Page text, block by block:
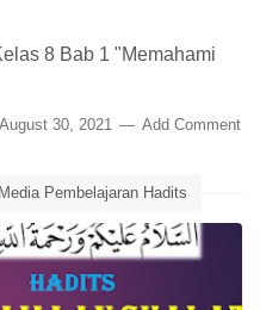
8 Bab 1 "Memahami
30, 2021 Add Comment
Media Pembelajaran Hadits